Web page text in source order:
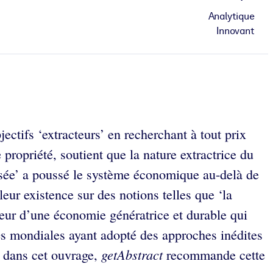
Analytique
Innovant
‘extracteurs’ en recherchant à tout prix
soutient que la nature extractrice du
a poussé le système économique au-delà de
existence sur des notions telles que ‘la
d’une économie génératrice et durable qui
ayant adopté des approches inédites
cet ouvrage, getAbstractrecommande cette